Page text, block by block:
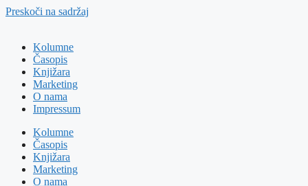
Preskoči na sadržaj
Kolumne
Časopis
Knjižara
Marketing
O nama
Impressum
Kolumne
Časopis
Knjižara
Marketing
O nama